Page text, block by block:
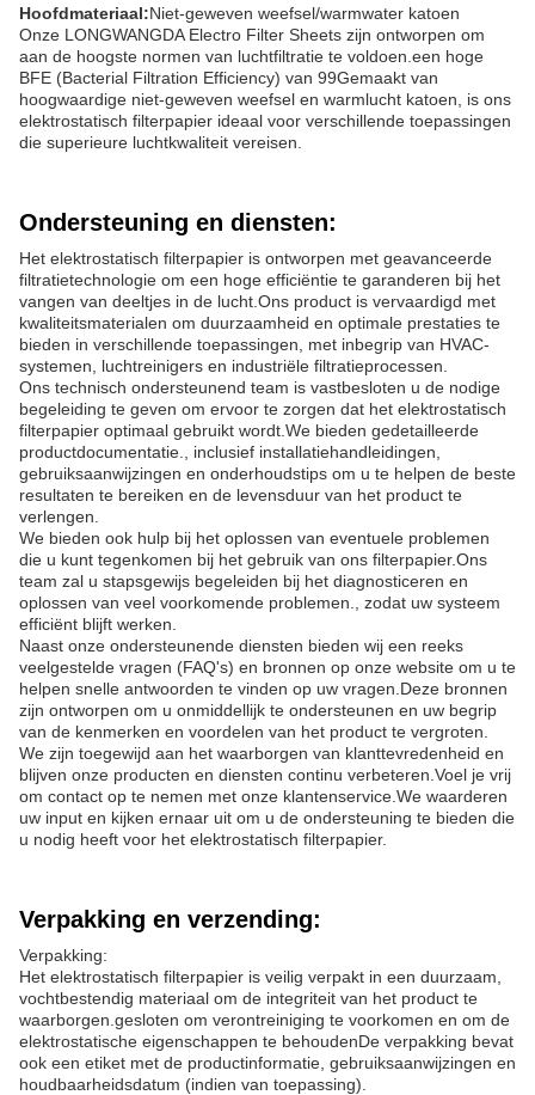
Hoofdmateriaal:Niet-geweven weefsel/warmwater katoen
Onze LONGWANGDA Electro Filter Sheets zijn ontworpen om
aan de hoogste normen van luchtfiltratie te voldoen.een hoge
BFE (Bacterial Filtration Efficiency) van 99Gemaakt van
hoogwaardige niet-geweven weefsel en warmlucht katoen, is ons
elektrostatisch filterpapier ideaal voor verschillende toepassingen
die superieure luchtkwaliteit vereisen.
Ondersteuning en diensten:
Het elektrostatisch filterpapier is ontworpen met geavanceerde
filtratietechnologie om een hoge efficiëntie te garanderen bij het
vangen van deeltjes in de lucht.Ons product is vervaardigd met
kwaliteitsmaterialen om duurzaamheid en optimale prestaties te
bieden in verschillende toepassingen, met inbegrip van HVAC-
systemen, luchtreinigers en industriële filtratieprocessen.
Ons technisch ondersteunend team is vastbesloten u de nodige
begeleiding te geven om ervoor te zorgen dat het elektrostatisch
filterpapier optimaal gebruikt wordt.We bieden gedetailleerde
productdocumentatie., inclusief installatiehandleidingen,
gebruiksaanwijzingen en onderhoudstips om u te helpen de beste
resultaten te bereiken en de levensduur van het product te
verlengen.
We bieden ook hulp bij het oplossen van eventuele problemen
die u kunt tegenkomen bij het gebruik van ons filterpapier.Ons
team zal u stapsgewijs begeleiden bij het diagnosticeren en
oplossen van veel voorkomende problemen., zodat uw systeem
efficiënt blijft werken.
Naast onze ondersteunende diensten bieden wij een reeks
veelgestelde vragen (FAQ's) en bronnen op onze website om u te
helpen snelle antwoorden te vinden op uw vragen.Deze bronnen
zijn ontworpen om u onmiddellijk te ondersteunen en uw begrip
van de kenmerken en voordelen van het product te vergroten.
We zijn toegewijd aan het waarborgen van klanttevredenheid en
blijven onze producten en diensten continu verbeteren.Voel je vrij
om contact op te nemen met onze klantenservice.We waarderen
uw input en kijken ernaar uit om u de ondersteuning te bieden die
u nodig heeft voor het elektrostatisch filterpapier.
Verpakking en verzending:
Verpakking:
Het elektrostatisch filterpapier is veilig verpakt in een duurzaam,
vochtbestendig materiaal om de integriteit van het product te
waarborgen.gesloten om verontreiniging te voorkomen en om de
elektrostatische eigenschappen te behoudenDe verpakking bevat
ook een etiket met de productinformatie, gebruiksaanwijzingen en
houdbaarheidsdatum (indien van toepassing).